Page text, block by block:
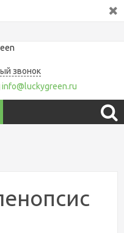
звонок
info@luckygreen.ru